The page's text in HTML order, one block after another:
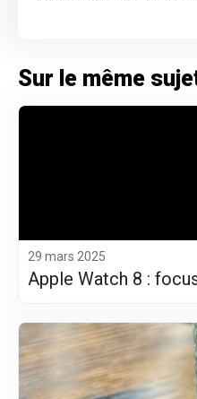
Sur le même
29 mars 2025
Apple Watch 8 :